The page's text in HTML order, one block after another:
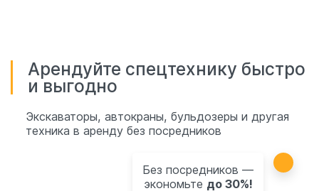
Арендуйте спецтехнику быстро
и выгодно
Экскаваторы, автокраны, бульдозеры и другая
техника в аренду без посредников
Без посредников —
экономьте до 30%!